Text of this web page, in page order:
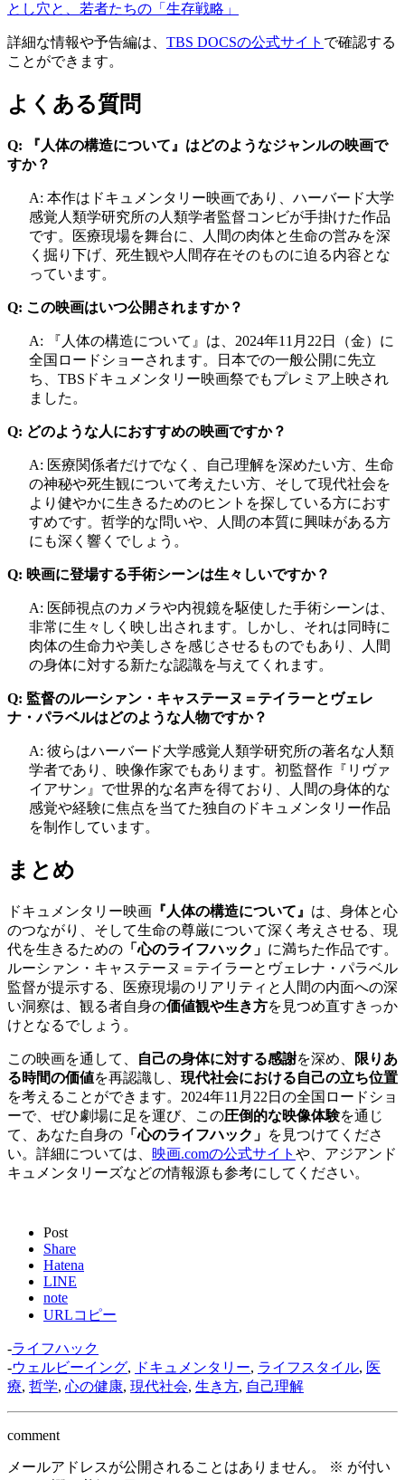
とし穴と、若者たちの「生存戦略」
詳細な情報や予告編は、 TBS DOCSの公式サイト で確認する
ことができます。
よくある質問
Q: 『人体の構造について』はどのようなジャンルの映画で
すか？
A: 本作はドキュメンタリー映画であり、ハーバード大学
感覚人類学研究所の人類学者監督コンビが手掛けた作品
です。医療現場を舞台に、人間の肉体と生命の営みを深
く掘り下げ、死生観や人間存在そのものに迫る内容とな
っています。
Q: この映画はいつ公開されますか？
A: 『人体の構造について』は、2024年11月22日（金）に
全国ロードショーされます。日本での一般公開に先立
ち、TBSドキュメンタリー映画祭でもプレミア上映され
ました。
Q: どのような人におすすめの映画ですか？
A: 医療関係者だけでなく、自己理解を深めたい方、生命
の神秘や死生観について考えたい方、そして現代社会を
より健やかに生きるためのヒントを探している方におす
すめです。哲学的な問いや、人間の本質に興味がある方
にも深く響くでしょう。
Q: 映画に登場する手術シーンは生々しいですか？
A: 医師視点のカメラや内視鏡を駆使した手術シーンは、
非常に生々しく映し出されます。しかし、それは同時に
肉体の生命力や美しさを感じさせるものでもあり、人間
の身体に対する新たな認識を与えてくれます。
Q: 監督のルーシァン・キャステーヌ＝テイラーとヴェレ
ナ・パラベルはどのような人物ですか？
A: 彼らはハーバード大学感覚人類学研究所の著名な人類
学者であり、映像作家でもあります。初監督作『リヴァ
イアサン』で世界的な名声を得ており、人間の身体的な
感覚や経験に焦点を当てた独自のドキュメンタリー作品
を制作しています。
まとめ
ドキュメンタリー映画 『人体の構造について』 は、身体と心
のつながり、そして生命の尊厳について深く考えさせる、現
代を生きるための 「心のライフハック」 に満ちた作品です。
ルーシァン・キャステーヌ＝テイラーとヴェレナ・パラベル
監督が提示する、医療現場のリアリティと人間の内面への深
い洞察は、観る者自身の価値観や生き方を見つめ直すきっか
けとなるでしょう。
この映画を通して、 自己の身体に対する感謝を深め、
限りあ
る時間の価値を再認識し、 現代社会における自己の立ち位置
を考えることができます。2024年11月22日の全国ロードショ
ーで、ぜひ劇場に足を運び、この圧倒的な映像体験を通じ
て、あなた自身の 「心のライフハック」 を見つけてくださ
い。詳細については、 映画.comの公式サイト や、アジアンド
キュメンタリーズなどの情報源も参考にしてください。
Post
Share
Hatena
LINE
note
URLコピー
-ライフハック
-ウェルビーイング, ドキュメンタリー, ライフスタイル, 医
療, 哲学, 心の健康, 現代社会, 生き方, 自己理解
comment
メールアドレスが公開されることはありません。 ※ が付い